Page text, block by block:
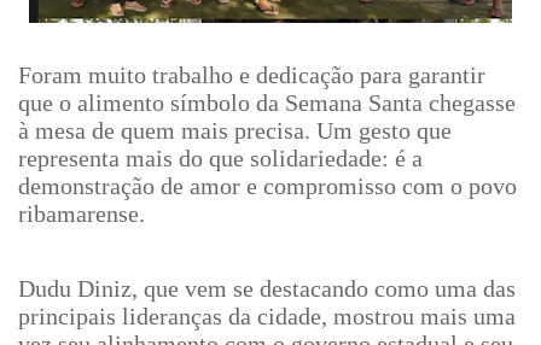
Foram muito trabalho e dedicação para garantir
que o alimento símbolo da Semana Santa chegasse
à mesa de quem mais precisa. Um gesto que
representa mais do que solidariedade: é a
demonstração de amor e compromisso com o povo
ribamarense.
Dudu Diniz, que vem se destacando como uma das
principais lideranças da cidade, mostrou mais uma